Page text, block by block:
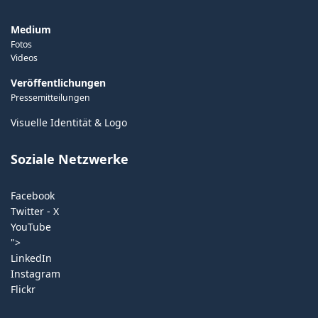
Medium
Fotos
Videos
Veröffentlichungen
Pressemitteilungen
Visuelle Identität & Logo
Soziale Netzwerke
Facebook
Twitter - X
YouTube
">
LinkedIn
Instagram
Flickr